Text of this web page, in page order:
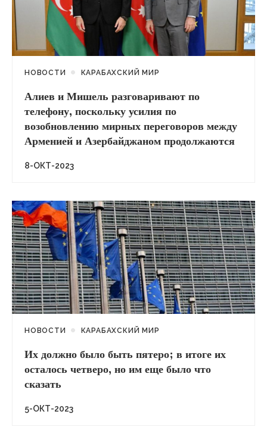
НОВОСТИ КАРАБАХСКИЙ МИР
Алиев и Мишель разговаривают по
телефону, поскольку усилия по
возобновлению мирных переговоров между
Арменией и Азербайджаном продолжаются
8-ОКТ-2023
НОВОСТИ КАРАБАХСКИЙ МИР
Их должно было быть пятеро; в итоге их
осталось четверо, но им еще было что
сказать
5-ОКТ-2023